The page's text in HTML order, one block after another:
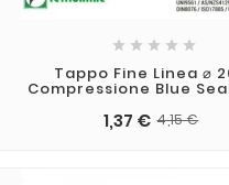
    
Tappo Fine Linea ⌀
Compressione Blue Seal
1,37 € 4,15 €